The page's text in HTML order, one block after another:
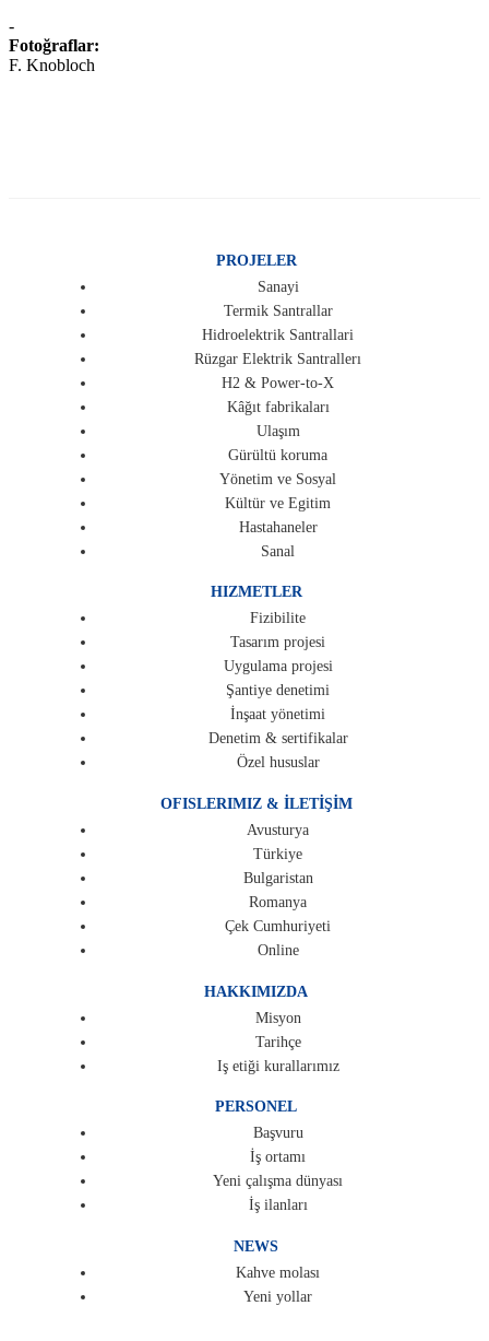
-
Fotoğraflar:
F. Knobloch
PROJELER
Sanayi
Termik Santrallar
Hidroelektrik Santrallari
Rüzgar Elektrik Santrallerı
H2 & Power-to-X
Kâğıt fabrikaları
Ulaşım
Gürültü koruma
Yönetim ve Sosyal
Kültür ve Egitim
Hastahaneler
Sanal
HIZMETLER
Fizibilite
Tasarım projesi
Uygulama projesi
Şantiye denetimi
İnşaat yönetimi
Denetim & sertifikalar
Özel hususlar
OFISLERIMIZ & İLETİŞİM
Avusturya
Türkiye
Bulgaristan
Romanya
Çek Cumhuriyeti
Online
HAKKIMIZDA
Misyon
Tarihçe
Iş etiği kurallarımız
PERSONEL
Başvuru
İş ortamı
Yeni çalışma dünyası
İş ilanları
NEWS
Kahve molası
Yeni yollar